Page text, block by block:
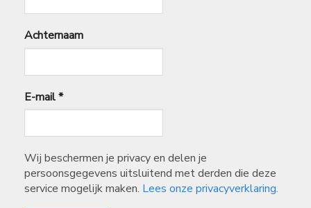
Achternaam
E-mail*
Wij beschermen je privacy en delen je
persoonsgegevens uitsluitend met derden die deze
service mogelijk maken. Lees onze privacyverklaring.